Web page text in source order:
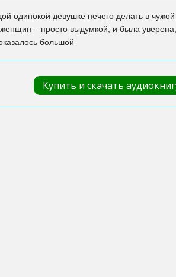
одинокой девушке нечего делать в
– просто выдумкой, и была
большой
Купить и скачать